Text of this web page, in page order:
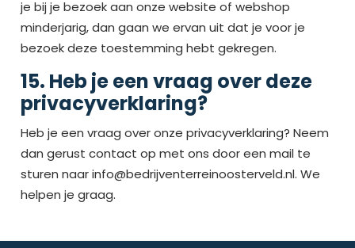
je bij je bezoek aan onze website of webshop
minderjarig, dan gaan we ervan uit dat je voor je
bezoek deze toestemming hebt gekregen.
15. Heb je een vraag over deze
privacyverklaring?
Heb je een vraag over onze privacyverklaring? Neem
dan gerust contact op met ons door een mail te
sturen naar info@bedrijventerreinoosterveld.nl. We
helpen je graag.